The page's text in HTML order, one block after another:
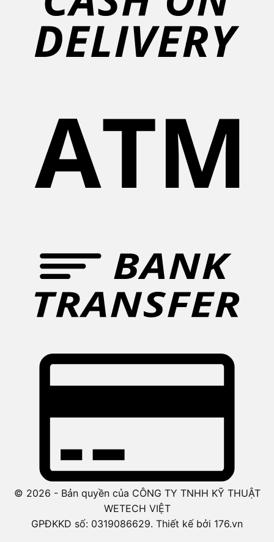
© 2026 - Bản quyền của CÔNG TY TNHH KỸ THUẬT
WETECH VIỆT
GPĐKKD số: 0319086629. Thiết kế bởi 176.vn